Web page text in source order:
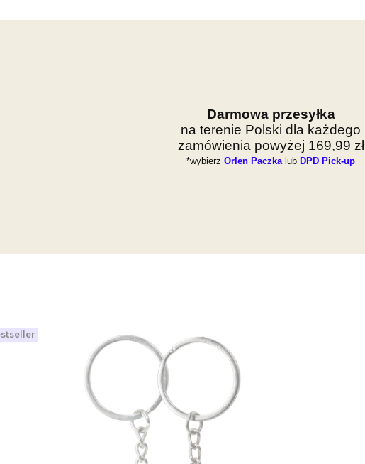
Darmowa przesyłka
na terenie Polski dla każdego
zamówienia powyżej 169,99 zł
*wybierz Orlen Paczka lub DPD Pick-up